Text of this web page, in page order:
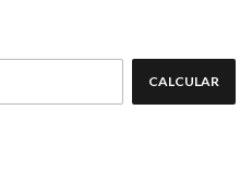
CALCULAR